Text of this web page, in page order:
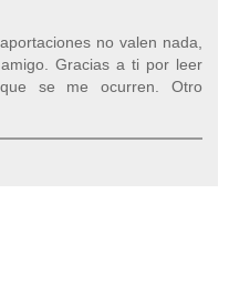
no valen nada,
Gracias a ti por leer
se me ocurren. Otro